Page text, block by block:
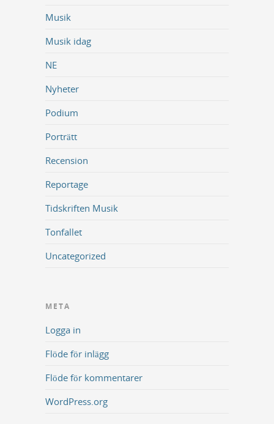
Musik
Musik idag
NE
Nyheter
Podium
Porträtt
Recension
Reportage
Tidskriften Musik
Tonfallet
Uncategorized
META
Logga in
Flöde för inlägg
Flöde för kommentarer
WordPress.org